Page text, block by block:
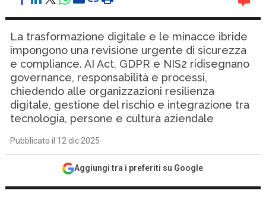
La trasformazione digitale e le minacce ibride
impongono una revisione urgente di sicurezza
e compliance. AI Act, GDPR e NIS2 ridisegnano
governance, responsabilità e processi,
chiedendo alle organizzazioni resilienza
digitale, gestione del rischio e integrazione tra
tecnologia, persone e cultura aziendale
Pubblicato il 12 dic 2025
Aggiungi tra i preferiti su Google